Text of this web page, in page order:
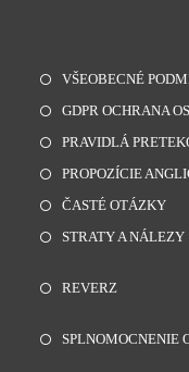
VŠEOBECNÉ
GDPR OCHRANA
PRAVIDLÁ
PROPOZÍCIE
ČASTÉ OTÁZKY
STRATY A NÁLEZY
REVERZ
SPLNOMOCNENIE